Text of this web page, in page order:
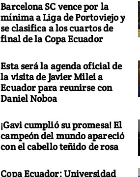
Barcelona SC vence por la
mínima a Liga de Portoviejo y
se clasifica a los cuartos de
final de la Copa Ecuador
Esta será la agenda oficial de
la visita de Javier Milei a
Ecuador para reunirse con
Daniel Noboa
¡Gavi cumplió su promesa! El
campeón del mundo apareció
con el cabello teñido de rosa
Copa Ecuador: Universidad